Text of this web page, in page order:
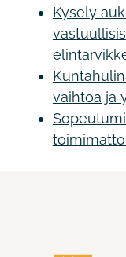
Kysely
vaihtoa ja